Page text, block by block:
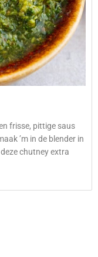
frisse, pittige saus
’m in de blender in
chutney extra